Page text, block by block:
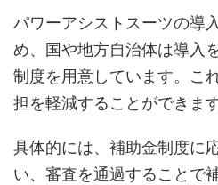
パワーアシストスーツの導
め、国や地方自治体は導入
制度を用意しています。こ
担を軽減することができます
具体的には、補助金制度に
い、審査を通過することで